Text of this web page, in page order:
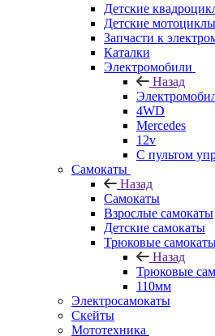
Детские
Детские мотоциклы
Запчасти к
Каталки
Электромобили
Назад
4WD
Mercedes
12v
С пультом
Самокаты
Назад
Самокаты
Взрослые самокаты
Детские самокаты
Трюковые
Назад
Трюковые
110мм
Электросамокаты
Скейты
Мототехника